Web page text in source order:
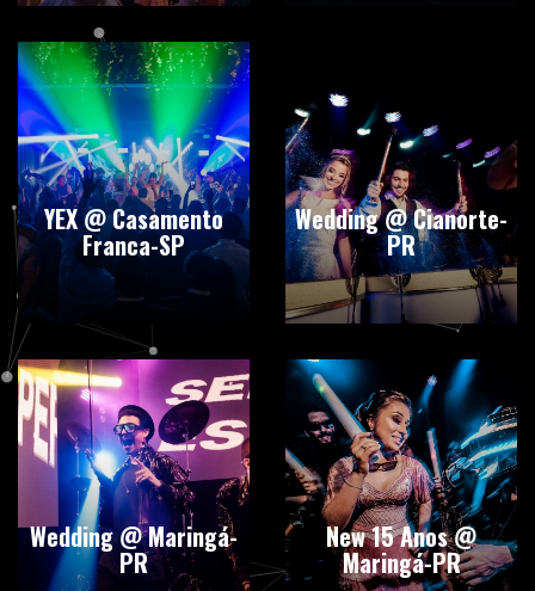
YEX @ Casamento
Franca-SP
Wedding @ Cianorte-
PR
Wedding @ Maringá-
PR
New 15 Anos @
Maringá-PR